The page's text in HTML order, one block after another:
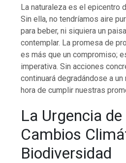
La naturaleza es el epicentro
Sin ella, no tendríamos aire
para beber, ni siquiera un
contemplar. La promesa de
es más que un compromiso;
imperativa. Sin acciones
continuará degradándose a un
hora de cumplir nuestras
La Urgencia
Cambios
Biodiversidad